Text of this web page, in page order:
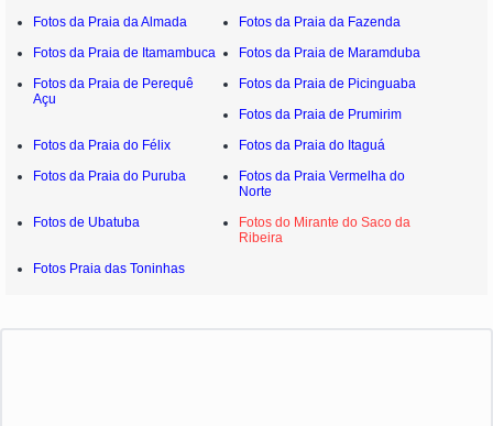
Fotos da Praia da Almada
Fotos da Praia da Fazenda
Fotos da Praia de Itamambuca
Fotos da Praia de Maramduba
Fotos da Praia de Perequê
Açu
Fotos da Praia de Picinguaba
Fotos da Praia de Prumirim
Fotos da Praia do Félix
Fotos da Praia do Itaguá
Fotos da Praia do Puruba
Fotos da Praia Vermelha do
Norte
Fotos de Ubatuba
Fotos do Mirante do Saco da
Ribeira
Fotos Praia das Toninhas